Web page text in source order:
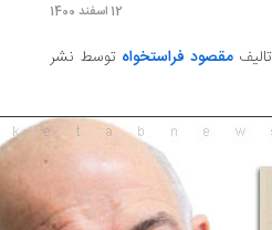
مقصود فراستخواهتوسط نشر